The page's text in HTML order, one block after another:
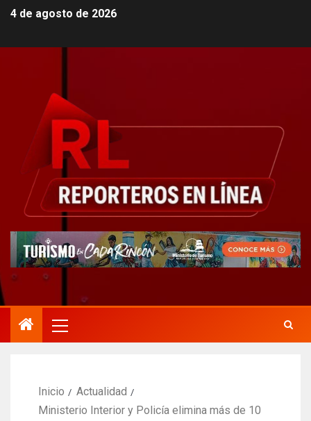
4 de agosto de 2026
Inicio
Actualidad
Ministerio Interior y Policía elimina más de 10